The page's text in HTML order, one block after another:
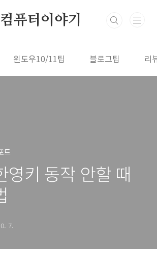
퓨터이야기
윈도우10/11팁 블로그팁 리
트
영키 동작 안할 때
7.